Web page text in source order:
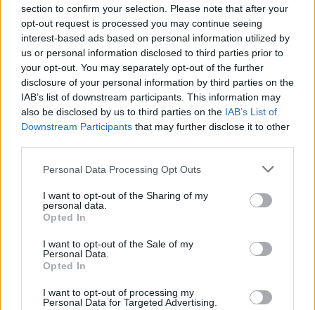
section to confirm your selection. Please note that after your
opt-out request is processed you may continue seeing
interest-based ads based on personal information utilized by
us or personal information disclosed to third parties prior to
your opt-out. You may separately opt-out of the further
disclosure of your personal information by third parties on the
IAB’s list of downstream participants. This information may
also be disclosed by us to third parties on the IAB’s List of
Downstream Participants that may further disclose it to other
Personal Data Processing Opt Outs
I want to opt-out of the Sharing of my
personal data.
Opted In
I want to opt-out of the Sale of my
Personal Data.
Opted In
I want to opt-out of processing my
Personal Data for Targeted Advertising.
reduzir desigualdades e prevenir situações de pobreza
nos municípios do Eixo Atlântico.
para 2026, que ascende a cerca de 5,5 milhões de
euros, bem como as contas e o relatório de gestão
correspondentes ao exercício anterior. O programa
desportivas, juntamente com iniciativas de inovação
social e turismo policêntrico e de autor.
No plano internacional, foi reforçada a estratégia de